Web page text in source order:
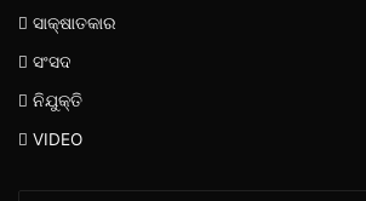
ସାକ୍ଷାତକାର
ସଂସଦ
ନିଯୁକ୍ତି
VIDEO